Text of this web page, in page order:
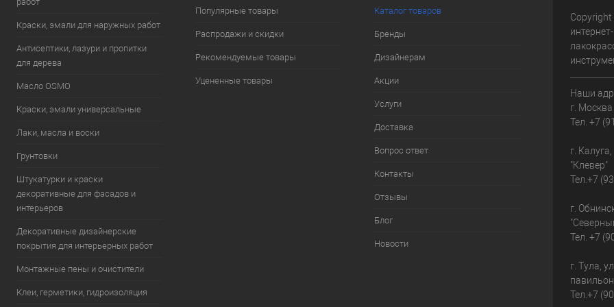
Краски, эмали для наружных работ
Антисептики, лазури и пропитки
для дерева
Масло OSMO
Краски, эмали универсальные
Лаки, масла и воски
Грунтовки
Штукатурки и краски
декоративные для фасадов и
интерьеров
Декоративные дизайнерские
покрытия для интерьерных работ
Монтажные пены и очистители
Клеи, герметики, гидроизоляция
Популярные товары
Распродажи и скидки
Рекомендуемые товары
Уцененные товары
Каталог товаров
Бренды
Дизайнерам
Акции
Услуги
Доставка
Вопрос ответ
Контакты
Отзывы
Блог
Новости
Наши
г.
Тел. +7
г.
"Клевер"
Тел.+7
г.
Тел. +7
г. Тула,
Тел.+7